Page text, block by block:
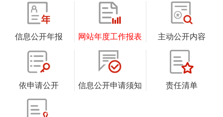
信息公开年报 网站年度工作报表 主动公开内容
依申请公开 信息公开申请须知 责任清单